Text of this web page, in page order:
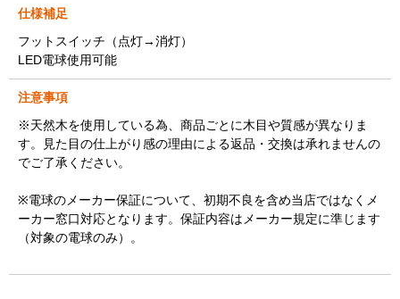
仕様補足
フットスイッチ（点灯→消灯）
LED電球使用可能
注意事項
※天然木を使用している為、商品ごとに木目や質感が異なりま
す。見た目の仕上がり感の理由による返品・交換は承れませんの
でご了承ください。
※電球のメーカー保証について、初期不良を含め当店ではなくメ
ーカー窓口対応となります。保証内容はメーカー規定に準じます
（対象の電球のみ）。